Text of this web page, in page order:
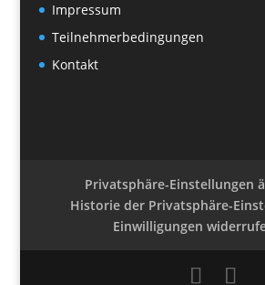
Impressum
Teilnehmerbedingungen
Kontakt
Privatsphäre-Einstellungen
Historie der Privatsphäre-
Einwilligungen